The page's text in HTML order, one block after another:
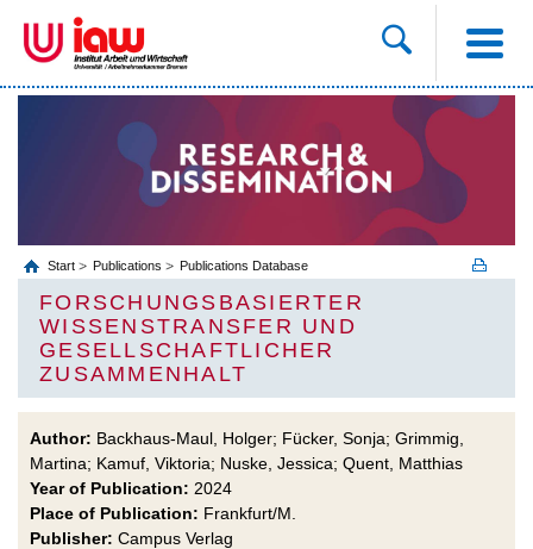
Start Publications Publications Database
FORSCHUNGSBASIERTER
WISSENSTRANSFER UND
GESELLSCHAFTLICHER
ZUSAMMENHALT
Author: Backhaus-Maul, Holger; Fücker, Sonja; Grimmig,
Martina; Kamuf, Viktoria; Nuske, Jessica; Quent, Matthias
Year of Publication: 2024
Place of Publication: Frankfurt/M.
Publisher: Campus Verlag